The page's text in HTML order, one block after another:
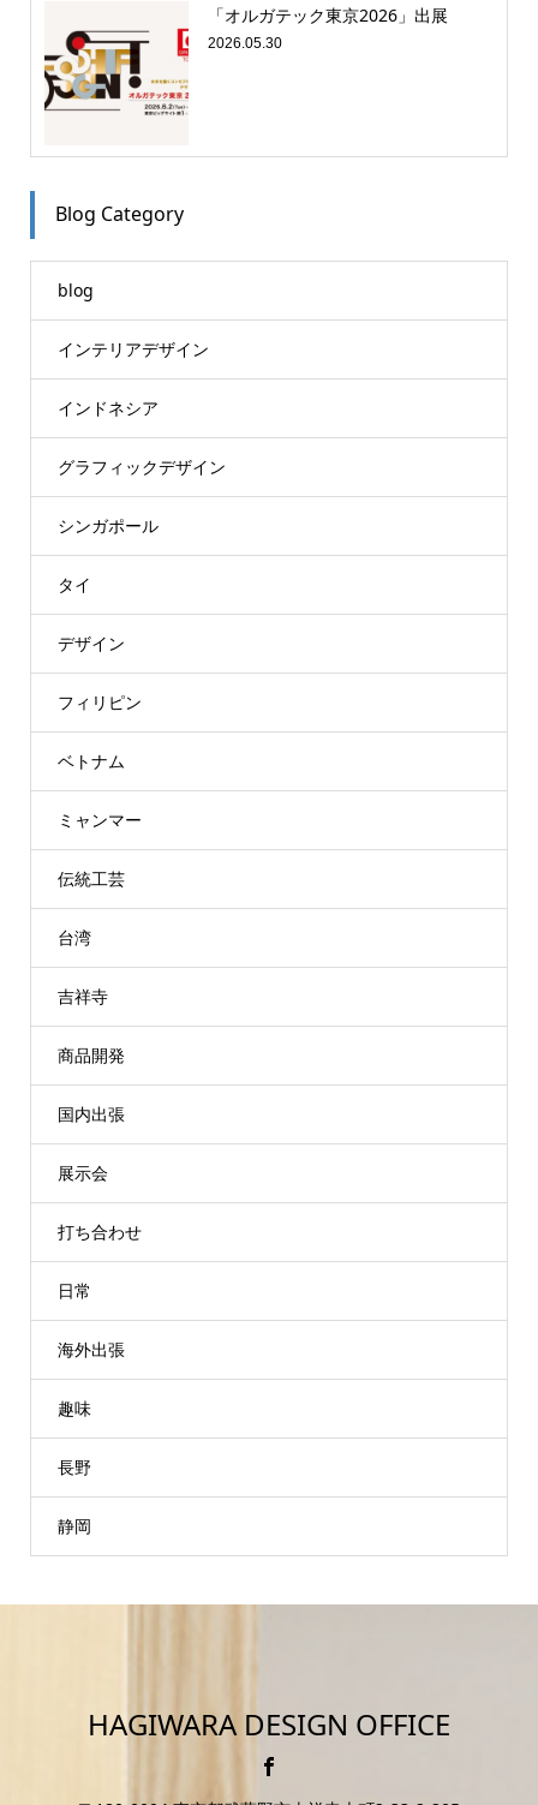
「オルガテック東京2026」出展
2026.05.30
Blog Category
blog
インテリアデザイン
インドネシア
グラフィックデザイン
シンガポール
タイ
デザイン
フィリピン
ベトナム
ミャンマー
伝統工芸
台湾
吉祥寺
商品開発
国内出張
展示会
打ち合わせ
日常
海外出張
趣味
長野
静岡
HAGIWARA DESIGN OFFICE